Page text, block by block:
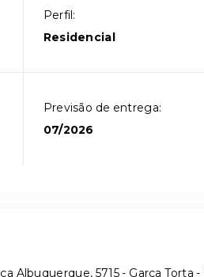
Perfil:
Residencial
Previsão de entrega:
07/2026
Albuquerque, 5715 - Garça Torta